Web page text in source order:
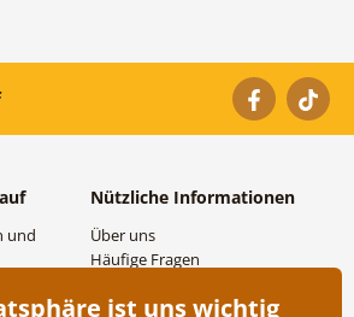
und
Nützliche Informationen
Über uns
Häufige Fragen
Großhandel und
ist uns wichtig